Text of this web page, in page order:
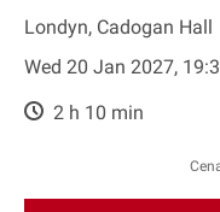
Londyn, Cadogan Hall
Wed 20 Jan 2027,
2 h 10 min